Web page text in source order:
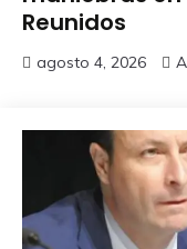
Reunidos
agosto 4, 2026